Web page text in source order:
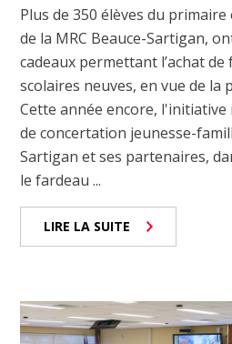
Plus de 350 élèves du
de la MRC Beauce-Sartigan,
cadeaux permettant l’achat
scolaires neuves, en vue de la
Cette année encore, l'initiative
de concertation jeunesse-
Sartigan et ses partenaires,
le fardeau ...
LIRE LA SUITE